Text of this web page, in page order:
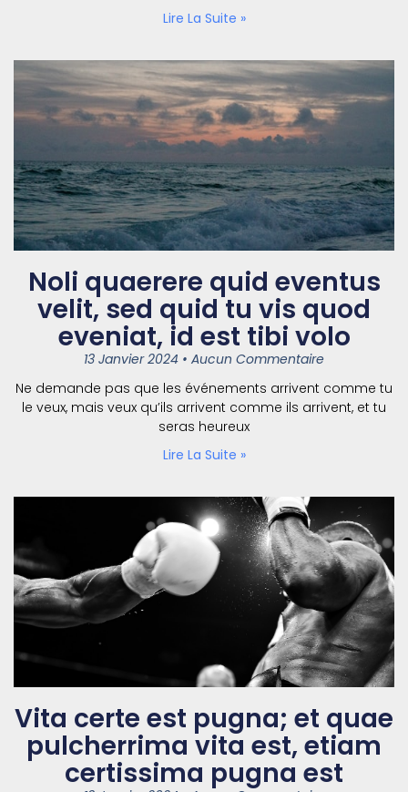
Lire La Suite »
Noli quaerere quid eventus
velit, sed quid tu vis quod
eveniat, id est tibi volo
13 Janvier 2024
Aucun Commentaire
Ne demande pas que les événements arrivent comme tu
le veux, mais veux qu’ils arrivent comme ils arrivent, et tu
seras heureux
Lire La Suite »
Vita certe est pugna; et quae
pulcherrima vita est, etiam
certissima pugna est